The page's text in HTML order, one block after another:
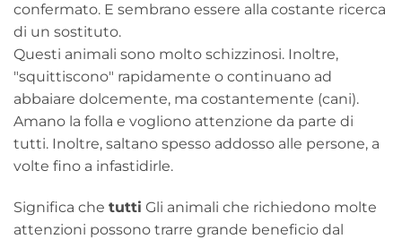
confermato. E sembrano essere alla costante ricerca
di un sostituto.
Questi animali sono molto schizzinosi. Inoltre,
"squittiscono" rapidamente o continuano ad
abbaiare dolcemente, ma costantemente (cani).
Amano la folla e vogliono attenzione da parte di
tutti. Inoltre, saltano spesso addosso alle persone, a
volte fino a infastidirle.
Significa che tutti Gli animali che richiedono molte
attenzioni possono trarre grande beneficio dal